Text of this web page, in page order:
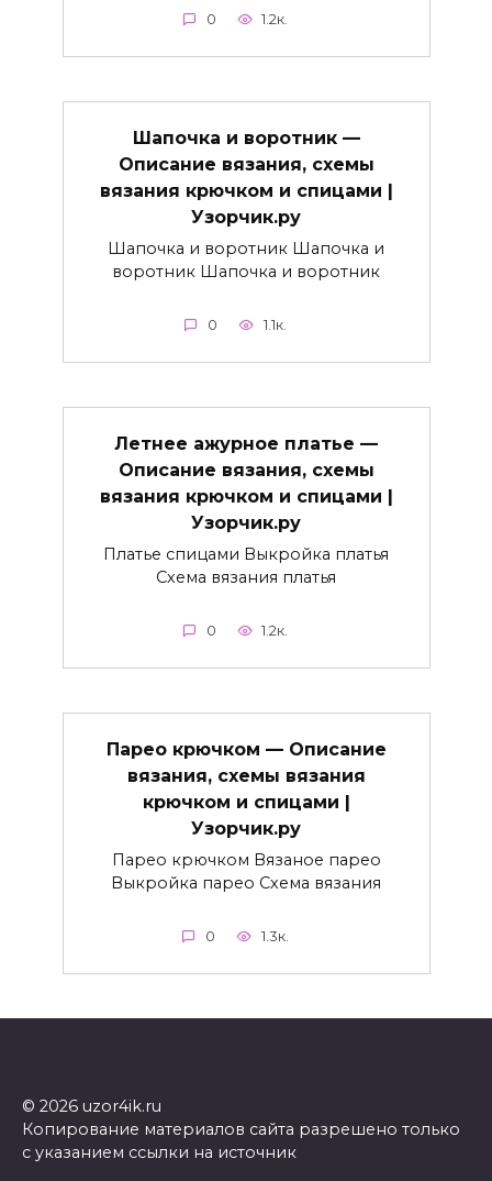
0 1.2к.
Шапочка и воротник —
Описание вязания, схемы
вязания крючком и спицами |
Узорчик.ру
Шапочка и воротник Шапочка и
воротник Шапочка и воротник
0 1.1к.
Летнее ажурное платье —
Описание вязания, схемы
вязания крючком и спицами |
Узорчик.ру
Платье спицами Выкройка платья
Схема вязания платья
0 1.2к.
Парео крючком — Описание
вязания, схемы вязания
крючком и спицами |
Узорчик.ру
Парео крючком Вязаное парео
Выкройка парео Схема вязания
0 1.3к.
© 2026 uzor4ik.ru
Копирование материалов сайта разрешено только
с указанием ссылки на источник